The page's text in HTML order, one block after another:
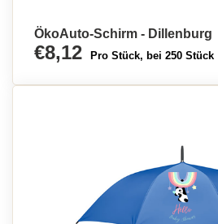
ÖkoAuto-Schirm - Dillenburg
€8,12 Pro Stück, bei 250 Stück